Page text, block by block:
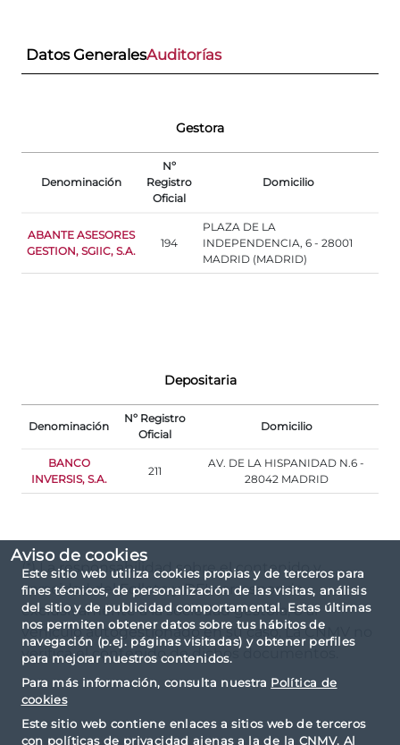
Aviso de cookies
Este sitio web utiliza cookies propias y de terceros para
fines técnicos, de personalización de las visitas, análisis
del sitio y de publicidad comportamental. Estas últimas
nos permiten obtener datos sobre tus hábitos de
navegación (p.ej. páginas visitadas) y obtener perfiles
para mejorar nuestros contenidos.
Para más información, consulta nuestra Política de
cookies
Este sitio web contiene enlaces a sitios web de terceros
con políticas de privacidad ajenas a la de la CNMV. Al
Datos GeneralesAuditorías
Gestora
Denominación
Nº
Registro
Oficial
Domicilio
ABANTE ASESORES
GESTION, SGIIC, S.A.
194
PLAZA DE LA
INDEPENDENCIA, 6 - 28001
MADRID (MADRID)
Depositaria
Denominación
Nº Registro
Oficial
Domicilio
BANCO
INVERSIS, S.A.
211
AV. DE LA HISPANIDAD N.6 -
28042 MADRID
(*) La responsabilidad sobre el contenido y
veracidad del Folleto y DFI corresponde
exclusivamente a la sociedad gestora, o al
vehículo autogestionado en su caso. La CNMV no
verifica el contenido de dichos documentos.